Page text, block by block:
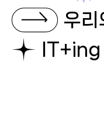
우리
IT+ing